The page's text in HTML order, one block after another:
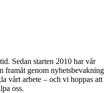
Sedan starten 2010 har vår
framåt genom nyhetsbevakning
vårt arbete – och vi hoppas att
oss.